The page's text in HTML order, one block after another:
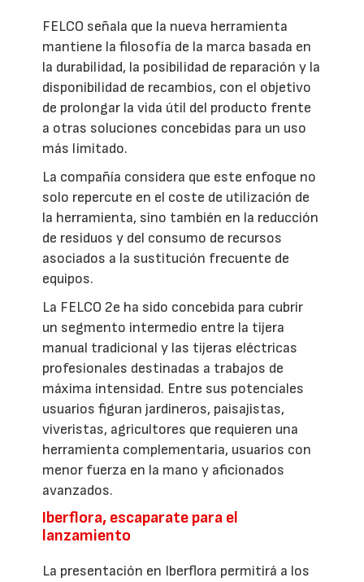
FELCO señala que la nueva herramienta
mantiene la filosofía de la marca basada en
la durabilidad, la posibilidad de reparación y la
disponibilidad de recambios, con el objetivo
de prolongar la vida útil del producto frente
a otras soluciones concebidas para un uso
más limitado.
La compañía considera que este enfoque no
solo repercute en el coste de utilización de
la herramienta, sino también en la reducción
de residuos y del consumo de recursos
asociados a la sustitución frecuente de
equipos.
La FELCO 2e ha sido concebida para cubrir
un segmento intermedio entre la tijera
manual tradicional y las tijeras eléctricas
profesionales destinadas a trabajos de
máxima intensidad. Entre sus potenciales
usuarios figuran jardineros, paisajistas,
viveristas, agricultores que requieren una
herramienta complementaria, usuarios con
menor fuerza en la mano y aficionados
avanzados.
Iberflora, escaparate para el
lanzamiento
La presentación en Iberflora permitirá a los